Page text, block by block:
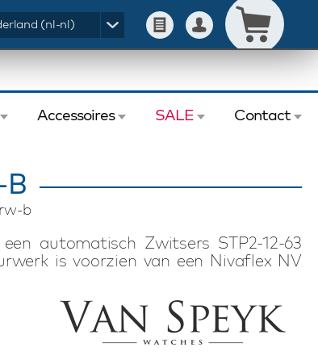
(nl-nl)
Accessoires SALE Contact
B
b
automatisch Zwitsers STP2-12-63
is voorzien van een Nivaflex NV
Speyk Courage CRW-B horloge is de
De gepolijste rosé kleurige horlogekast
van een met de hand gemaakte
en vouwsluiting. Uiteraard is
sterke saffierglas en heeft het aan de